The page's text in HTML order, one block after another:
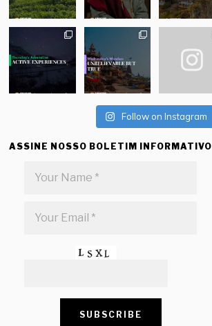
Follow on Instagram
ASSINE NOSSO BOLETIM INFORMATIVO